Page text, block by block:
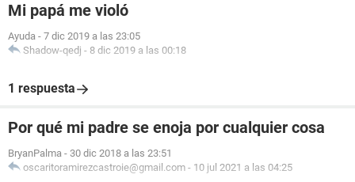
Mi papá me violó
Ayuda - 7 dic 2019 a las 23:05
Shadow-qedj - 8 dic 2019 a las 00:18
1 respuesta
Por qué mi padre se enoja por cualquier cosa
BryanPalma - 30 dic 2018 a las 23:51
oscaritoramirezcastroie@gmail.com - 10 jul 2021 a las 04:25